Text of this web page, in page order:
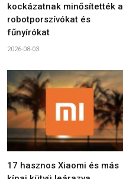
kockázatnak minősítették a
robotporszívókat és
fűnyírókat
2026-08-03
17 hasznos Xiaomi és más